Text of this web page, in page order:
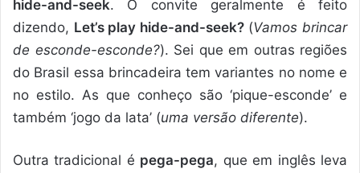
hide-and-seek. O convite geralmente é feito
dizendo, Let’s play hide-and-seek?(Vamos brincar
de esconde-esconde?). Sei que em outras regiões
do Brasil essa brincadeira tem variantes no nome e
no estilo. As que conheço são ‘pique-esconde’ e
também ‘jogo da lata’ (uma versão diferente).
Outra tradicional é pega-pega, que em inglês leva